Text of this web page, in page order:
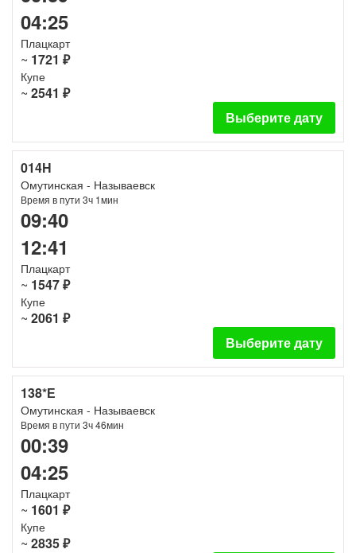
04:25
Плацкарт
~ 1721 ₽
Купе
~ 2541 ₽
Выберите дату
014Н
Омутинская - Называевск
Время в пути 3ч 1мин
09:40
12:41
Плацкарт
~ 1547 ₽
Купе
~ 2061 ₽
Выберите дату
138*Е
Омутинская - Называевск
Время в пути 3ч 46мин
00:39
04:25
Плацкарт
~ 1601 ₽
Купе
~ 2835 ₽